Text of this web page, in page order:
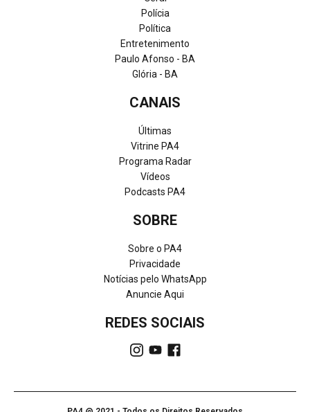
Polícia
Política
Entretenimento
Paulo Afonso - BA
Glória - BA
CANAIS
Últimas
Vitrine PA4
Programa Radar
Vídeos
Podcasts PA4
SOBRE
Sobre o PA4
Privacidade
Notícias pelo WhatsApp
Anuncie Aqui
REDES SOCIAIS